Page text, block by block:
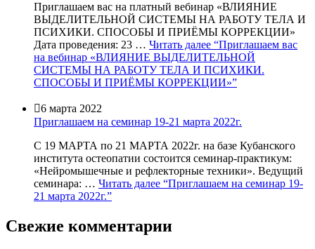
Приглашаем вас на платный вебинар «ВЛИЯНИЕ
ВЫДЕЛИТЕЛЬНОЙ СИСТЕМЫ НА РАБОТУ ТЕЛА И
ПСИХИКИ. СПОСОБЫ И ПРИЁМЫ КОРРЕКЦИИ»
Дата проведения: 23 … Читать далее “Приглашаем вас
на вебинар «ВЛИЯНИЕ ВЫДЕЛИТЕЛЬНОЙ
СИСТЕМЫ НА РАБОТУ ТЕЛА И ПСИХИКИ.
СПОСОБЫ И ПРИЁМЫ КОРРЕКЦИИ»”
6 марта 2022
Приглашаем на семинар 19-21 марта 2022г.
С 19 МАРТА по 21 МАРТА 2022г. на базе Кубанского
института остеопатии состоится семинар-практикум:
«Нейромышечные и рефлекторные техники». Ведущий
семинара: … Читать далее “Приглашаем на семинар 19-
21 марта 2022г.”
Свежие комментарии